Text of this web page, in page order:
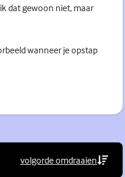
dat gewoon niet, maar
wanneer je opstap
volgorde omdraaien
(Externe link)